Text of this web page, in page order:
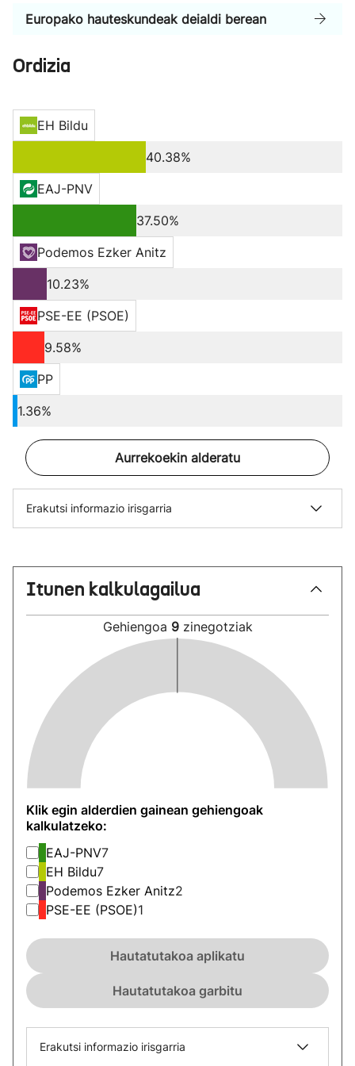
Europako hauteskundeak deialdi berean
Ordizia
EH Bildu
40.38%
EAJ-PNV
37.50%
Podemos Ezker Anitz
10.23%
PSE-EE (PSOE)
9.58%
PP
1.36%
Aurrekoekin alderatu
Erakutsi informazio irisgarria
Itunen kalkulagailua
Gehiengoa 9 zinegotziak
Klik egin alderdien gainean gehiengoak
kalkulatzeko:
EAJ-PNV7
EH Bildu7
Podemos Ezker Anitz2
PSE-EE (PSOE)1
Hautatutakoa aplikatu
Hautatutakoa garbitu
Erakutsi informazio irisgarria